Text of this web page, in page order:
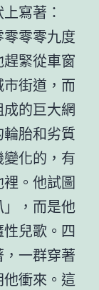
寫著：
零零九度
緊從車窗
街道，而
的巨大網
胎和劣質
化的，有
。他試圖
，而是他
兒歌。四
一群穿著
衝來。這